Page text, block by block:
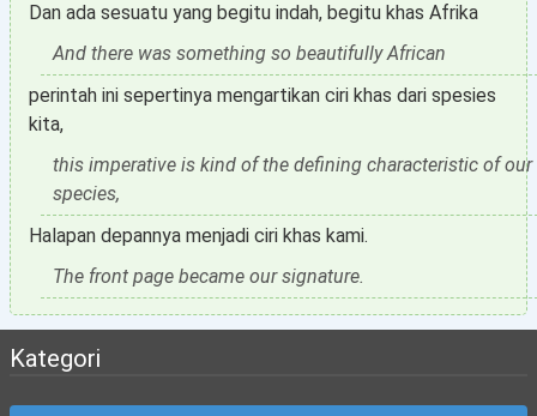
Dan ada sesuatu yang begitu indah, begitu khas Afrika
And there was something so beautifully African
perintah ini sepertinya mengartikan ciri khas dari spesies
kita,
this imperative is kind of the defining characteristic of our
species,
Halapan depannya menjadi ciri khas kami.
The front page became our signature.
Kategori